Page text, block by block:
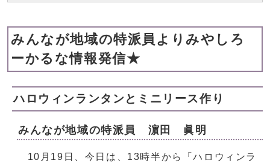
みんなが地域の特派員よりみやしろ
ーかるな情報発信★
ハロウィンランタンとミニリース作り
みんなが地域の特派員 濵田 眞明
10月19日、今日は、13時半から「ハロウィンラ